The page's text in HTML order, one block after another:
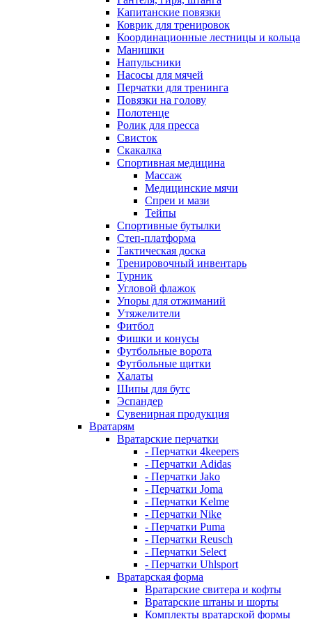
Капитанские повязки
Коврик для тренировок
Координационные лестницы и кольца
Манишки
Напульсники
Насосы для мячей
Перчатки для тренинга
Повязки на голову
Полотенце
Ролик для пресса
Свисток
Скакалка
Спортивная медицина
Массаж
Медицинские мячи
Спреи и мази
Тейпы
Спортивные бутылки
Степ-платформа
Тактическая доска
Тренировочный инвентарь
Турник
Угловой флажок
Упоры для отжиманий
Утяжелители
Фитбол
Фишки и конусы
Футбольные ворота
Футбольные щитки
Халаты
Шипы для бутс
Эспандер
Сувенирная продукция
Вратарям
Вратарские перчатки
- Перчатки 4keepers
- Перчатки Adidas
- Перчатки Jako
- Перчатки Joma
- Перчатки Kelme
- Перчатки Nike
- Перчатки Puma
- Перчатки Reusch
- Перчатки Select
- Перчатки Uhlsport
Вратарская форма
Вратарские свитера и кофты
Вратарские штаны и шорты
Комплекты вратарской формы